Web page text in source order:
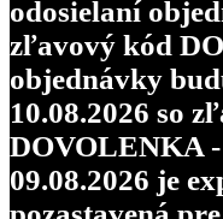
odosielaní
zľavový kód
objednávky
10.08.2026 so
odosielaní
zľavový kód
objednávky
10.08.2026 so
DOVOLENKA -
09.08.2026 je